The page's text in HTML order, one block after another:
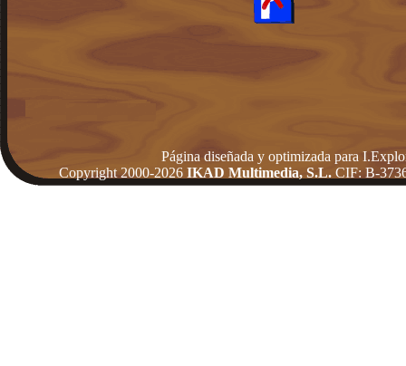
Página diseñada y optimizada para
Copyright 2000-2026 IKAD Multimedia, S.L. CIF: B-